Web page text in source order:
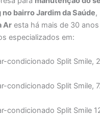
bairro Jardim da Saúde,
Ar esta há mais de 30
especializados em:
condicionado Split Smile,
condicionado Split Smile,
condicionado Split Smile